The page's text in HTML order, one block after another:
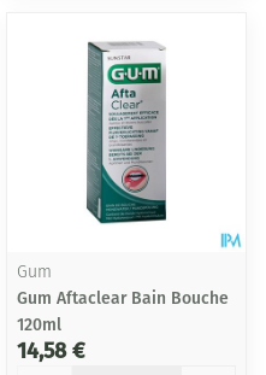
Gum
Gum Aftaclear Bain Bouche
120ml
14,58 €